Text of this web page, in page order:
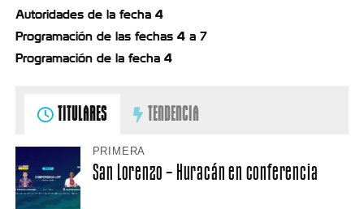
Autoridades de la fecha 4
Programación de las fechas 4 a 7
Programación de la fecha 4
TITULARES TENDENCIA
PRIMERA
San Lorenzo – Huracán en conferencia